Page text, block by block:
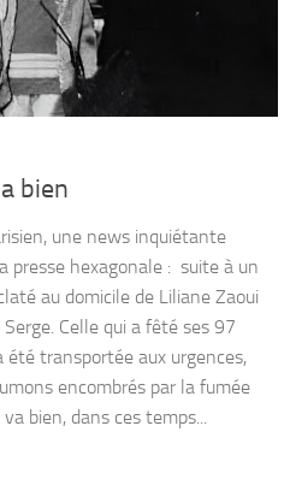
bien
une news inquiétante
presse hexagonale : suite à un
au domicile de Liliane Zaoui
Celle qui a fêté ses 97
transportée aux urgences,
encombrés par la fumée
bien, dans ces temps...